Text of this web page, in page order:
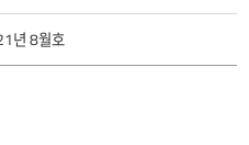
년 8월호